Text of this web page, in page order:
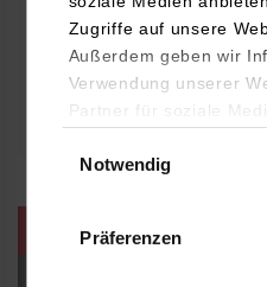
Zugriffe auf unsere
Außerdem geben wir
Verwendung unserer
Partner für soziale
YouTube, Google
Daten zusammen, die
haben oder die sie im
Notwendig
Präferenzen
Im Mittelpunkt stehen
Batterietechnologien und
nachhaltige Mobilität in
weitere Veranstaltungen /